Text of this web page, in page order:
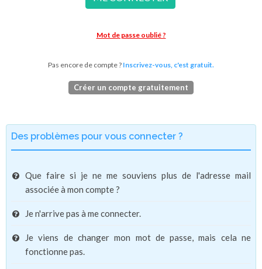
Mot de passe oublié ?
Pas encore de compte ? Inscrivez-vous, c'est gratuit.
Créer un compte gratuitement
Des problèmes pour vous connecter ?
Que faire si je ne me souviens plus de l'adresse mail
associée à mon compte ?
Je n'arrive pas à me connecter.
Je viens de changer mon mot de passe, mais cela ne
fonctionne pas.